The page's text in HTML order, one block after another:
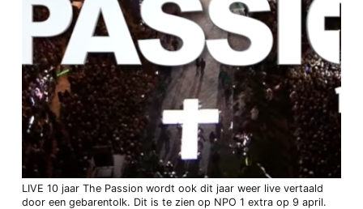
LIVE 10 jaar The Passion wordt ook dit jaar weer live vertaald
door een gebarentolk. Dit is te zien op NPO 1 extra op 9 april.